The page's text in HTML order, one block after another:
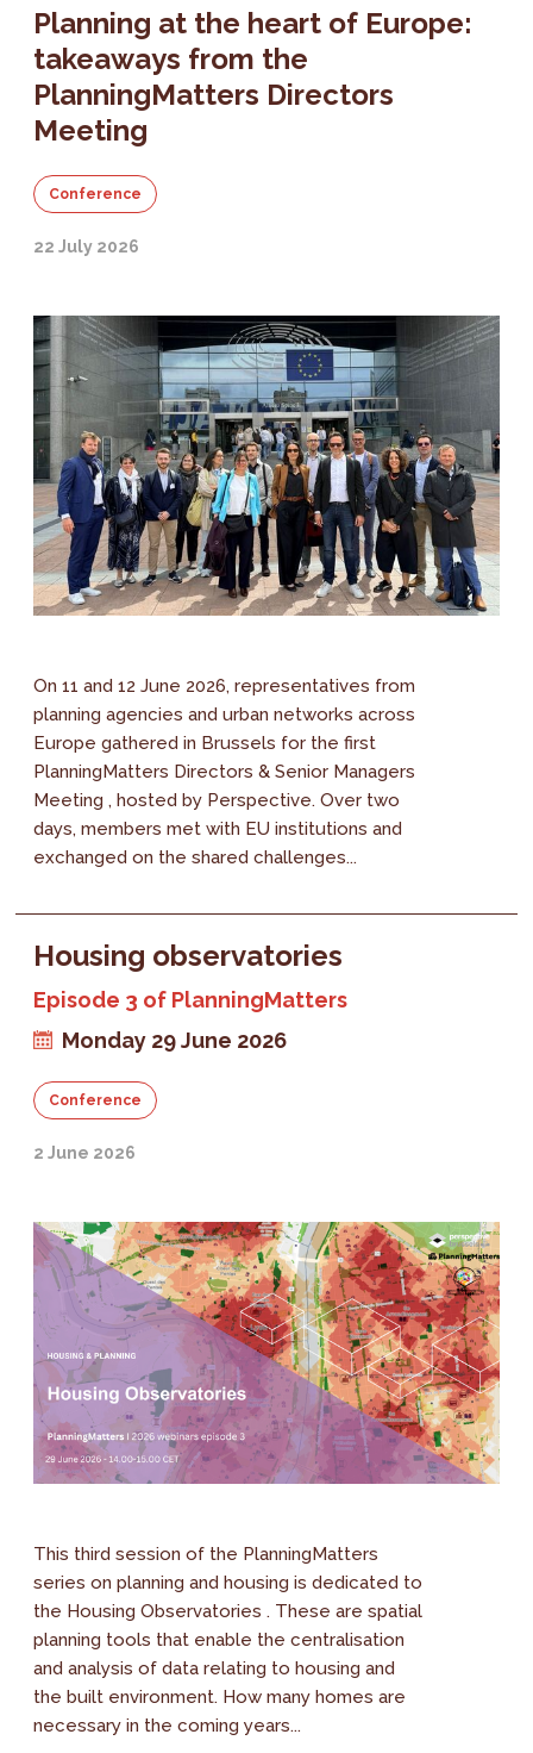
Planning at the heart of Europe:
takeaways from the
PlanningMatters Directors
Meeting
Conference
22 July 2026
On 11 and 12 June 2026, representatives from
planning agencies and urban networks across
Europe gathered in Brussels for the first
PlanningMatters Directors & Senior Managers
Meeting , hosted by Perspective. Over two
days, members met with EU institutions and
exchanged on the shared challenges...
Housing observatories
Episode 3 of PlanningMatters
Monday 29 June 2026
Conference
2 June 2026
This third session of the PlanningMatters
series on planning and housing is dedicated to
the Housing Observatories . These are spatial
planning tools that enable the centralisation
and analysis of data relating to housing and
the built environment. How many homes are
necessary in the coming years...